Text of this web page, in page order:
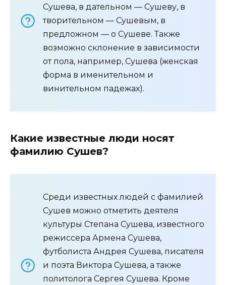
Сушева, в дательном — Сушеву, в
творительном — Сушевым, в
предложном — о Сушеве. Также
возможно склонение в зависимости
от пола, например, Сушева (женская
форма в именительном и
винительном падежах).
Какие известные люди носят
фамилию Сушев?
Среди известных людей с фамилией
Сушев можно отметить деятеля
культуры Степана Сушева, известного
режиссера Армена Сушева,
футболиста Андрея Сушева, писателя
и поэта Виктора Сушева, а также
политолога Сергея Сушева. Кроме